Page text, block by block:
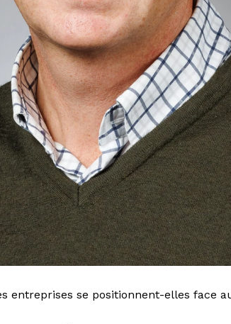
entreprises se positionnent-elles face